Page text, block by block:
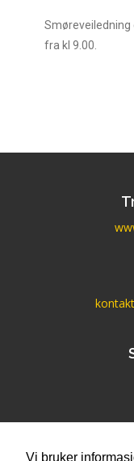
Vi bruker
Smøreveiledning
fra kl 9.00.